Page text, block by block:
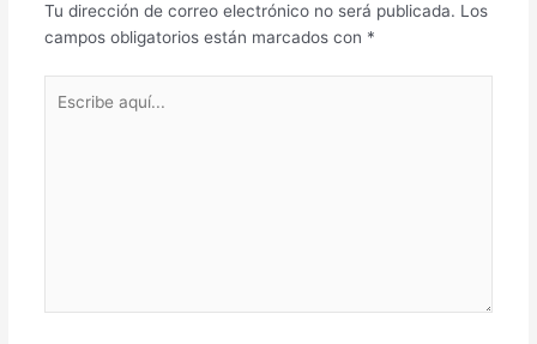
Tu dirección de correo electrónico no será publicada. Los
campos obligatorios están marcados con *
aquí...